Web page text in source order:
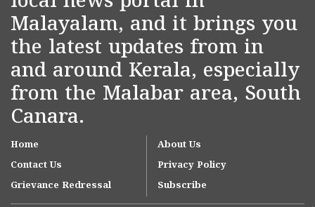
Malayalam, and it brings you
the latest updates from in
and around Kerala, especially
from the Malabar area, South
Canara.
Home
About Us
Contact Us
Privacy Policy
Grievance Redressal
Subscribe